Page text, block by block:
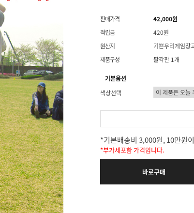
판매가격
42,000원
적립금
420원
원산지
기쁜우리게임창
제품구성
팔각판 1개
기본옵션
색상선택
*기본배송비 3,000원, 10만원
*부가세포함 가격입니다.
바로구매